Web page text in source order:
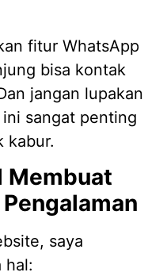
fitur WhatsApp
bisa kontak
jangan lupakan
sangat penting
kabur.
Membuat
saya
hal: